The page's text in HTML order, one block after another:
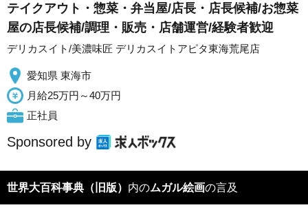
テイクアウト・惣菜・弁当屋/店長・店長候補/お惣菜
屋の店長候補/調理・販売・店舗運営/経験者歓迎
デリカスイト/美濃味匠 デリカスイトアピタ東海荒尾店
愛知県 東海市
月給25万円～40万円
正社員
Sponsored by
世界大百科事典（旧版） 内のムガル絵画の言及